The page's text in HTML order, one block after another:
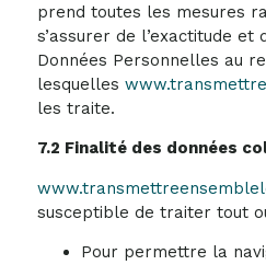
prend toutes les mesures
s’assurer de l’exactitude
Données Personnelles au
lesquelles
les traite.
7.2 Finalité des données
susceptible de traiter tout
Pour permettre la